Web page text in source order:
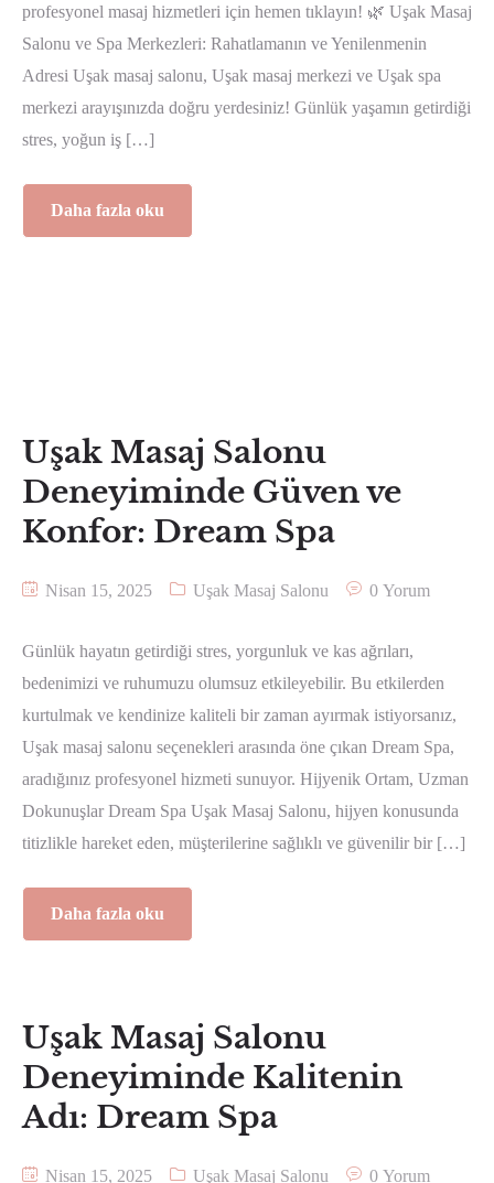
profesyonel masaj hizmetleri için hemen tıklayın! 🌿 Uşak Masaj
Salonu ve Spa Merkezleri: Rahatlamanın ve Yenilenmenin
Adresi Uşak masaj salonu, Uşak masaj merkezi ve Uşak spa
merkezi arayışınızda doğru yerdesiniz! Günlük yaşamın getirdiği
stres, yoğun iş […]
Daha fazla oku
Uşak Masaj Salonu
Deneyiminde Güven ve
Konfor: Dream Spa
Nisan 15, 2025 Uşak Masaj Salonu 0 Yorum
Günlük hayatın getirdiği stres, yorgunluk ve kas ağrıları,
bedenimizi ve ruhumuzu olumsuz etkileyebilir. Bu etkilerden
kurtulmak ve kendinize kaliteli bir zaman ayırmak istiyorsanız,
Uşak masaj salonu seçenekleri arasında öne çıkan Dream Spa,
aradığınız profesyonel hizmeti sunuyor. Hijyenik Ortam, Uzman
Dokunuşlar Dream Spa Uşak Masaj Salonu, hijyen konusunda
titizlikle hareket eden, müşterilerine sağlıklı ve güvenilir bir […]
Daha fazla oku
Uşak Masaj Salonu
Deneyiminde Kalitenin
Adı: Dream Spa
Nisan 15, 2025 Uşak Masaj Salonu 0 Yorum